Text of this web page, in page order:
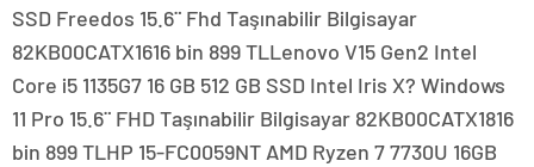
SSD Freedos 15.6¨ Fhd Taşınabilir Bilgisayar
82KB00CATX1616 bin 899 TLLenovo V15 Gen2 Intel
Core i5 1135G7 16 GB 512 GB SSD Intel Iris X? Windows
11 Pro 15.6¨ FHD Taşınabilir Bilgisayar 82KB00CATX1816
bin 899 TLHP 15-FC0059NT AMD Ryzen 7 7730U 16GB